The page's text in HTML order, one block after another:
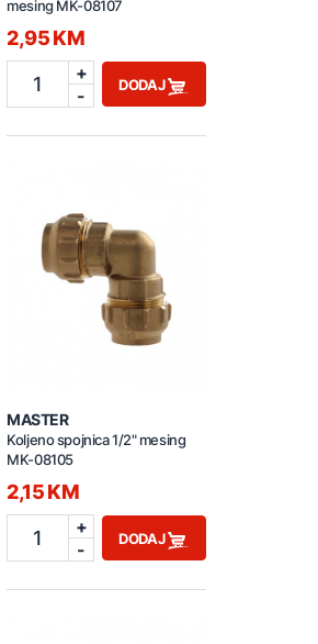
mesing MK-08107
2,95 KM
1
+
-
DODAJ
MASTER
Koljeno spojnica 1/2" mesing
MK-08105
2,15 KM
1
+
-
DODAJ